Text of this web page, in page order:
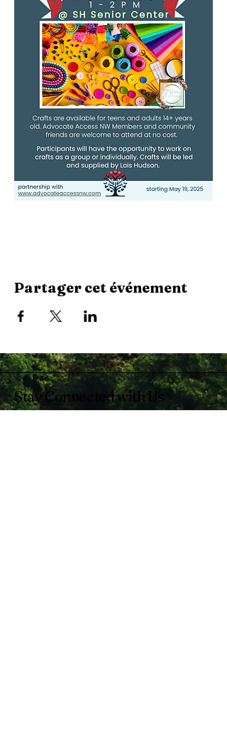
Partager cet événement
Stay Connected with Us